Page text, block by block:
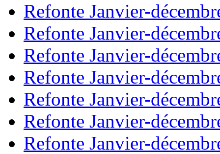
Refonte Janvier-
Refonte Janvier-
Refonte Janvier-
Refonte Janvier-
Refonte Janvier-
Refonte Janvier-
Refonte Janvier-